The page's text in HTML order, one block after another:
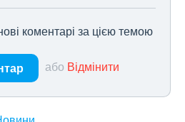
коментарі за цією темою
або Відмінити